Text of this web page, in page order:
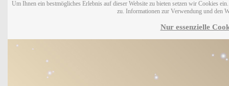
Um Ihnen ein bestmögliches Erlebnis auf dieser Website zu bieten setzen wir Cookies
zu. Informationen zur Verwendung und den
Nur essenzielle